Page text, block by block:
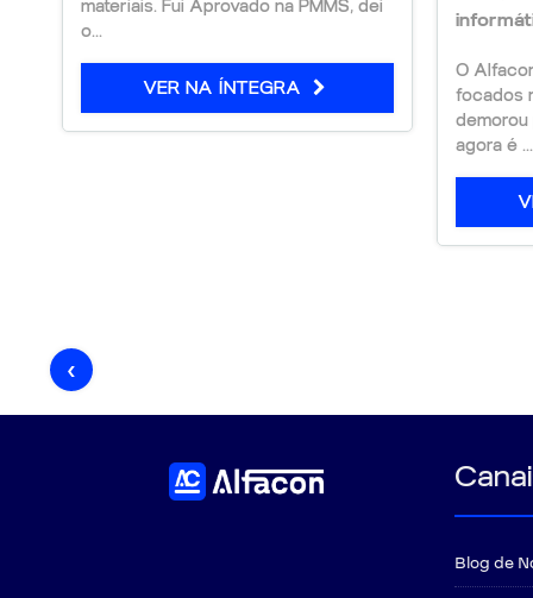
Adquira agora e inicie sua preparação
materiais. Fui Aprovado na PMMS, dei
o...
VER NA ÍNTEGRA
O
focados
demorou
agora é ...
‹
Blog de